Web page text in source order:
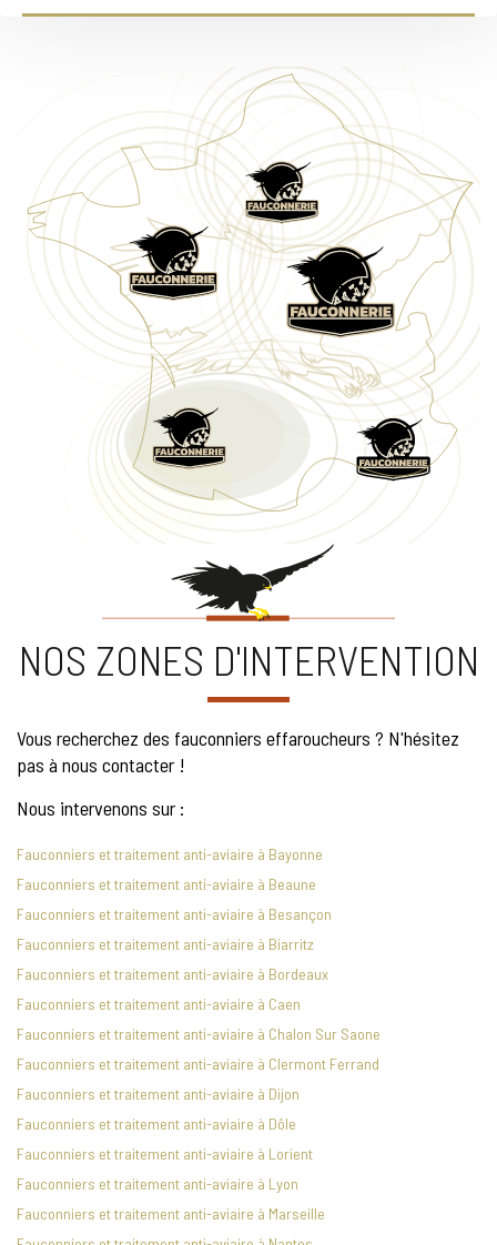
NOS ZONES D'INTERVENTION
Vous recherchez des fauconniers effaroucheurs ? N'hésitez
pas à nous contacter !
Nous intervenons sur :
Fauconniers et traitement anti-aviaire à Bayonne
Fauconniers et traitement anti-aviaire à Beaune
Fauconniers et traitement anti-aviaire à Besançon
Fauconniers et traitement anti-aviaire à Biarritz
Fauconniers et traitement anti-aviaire à Bordeaux
Fauconniers et traitement anti-aviaire à Caen
Fauconniers et traitement anti-aviaire à Chalon Sur Saone
Fauconniers et traitement anti-aviaire à Clermont Ferrand
Fauconniers et traitement anti-aviaire à Dijon
Fauconniers et traitement anti-aviaire à Dôle
Fauconniers et traitement anti-aviaire à Lorient
Fauconniers et traitement anti-aviaire à Lyon
Fauconniers et traitement anti-aviaire à Marseille